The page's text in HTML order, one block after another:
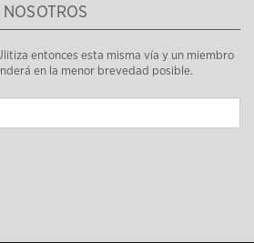
entonces esta misma vía y un miembro
en la menor brevedad posible.